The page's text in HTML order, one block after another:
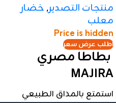
منتجات التصدير, خضار
معلب
Price is hidden
اطلب عرض سعر
بطاطا مصري
MAJIRA
استمتع بالمذاق الطبيعي